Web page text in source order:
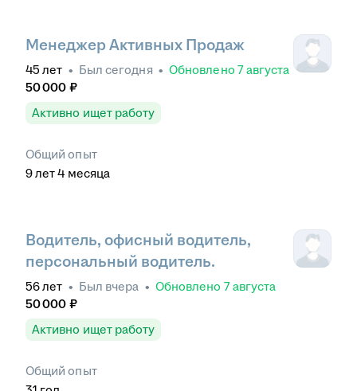
Менеджер Активных Продаж
45 лет • Был сегодня • Обновлено 7 августа
50 000 ₽
Активно ищет работу
Общий опыт
9лет 4 месяца
Водитель, офисный водитель,
персональный водитель.
56лет • Был вчера • Обновлено 7 августа
50 000 ₽
Активно ищет работу
Общий опыт